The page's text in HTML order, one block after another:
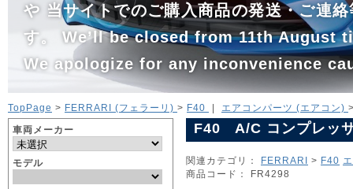
や 当サイトでのご購入商品の発送・ご連
す。 We’ll be closed from 11th August
We apologize for any inconvenience
TopPage > FERRARI (フェラーリ) > F40 | エアコンパーツ (エアコン)
車両メーカー
モデル
F40 A/C コンプレッ
関連カテゴリ： FERRARI > F40
商品コード： FR4298